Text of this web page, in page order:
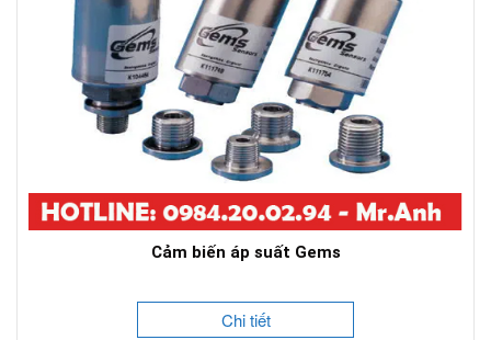
Cảm biến áp suất Gems
Chi tiết